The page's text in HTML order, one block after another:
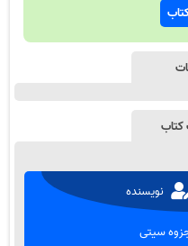
نویسنده
سیتی